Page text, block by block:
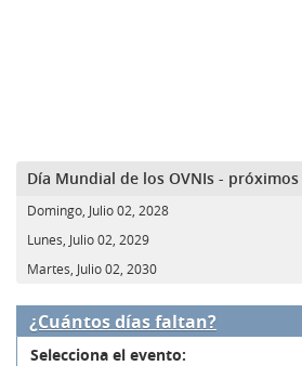
Día Mundial de los OVNIs -
Domingo, Julio 02, 2028
Lunes, Julio 02, 2029
Martes, Julio 02, 2030
¿Cuántos días faltan?
Selecciona el evento: